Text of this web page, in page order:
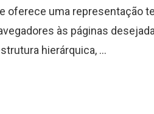
oferece uma representação
às páginas
hierárquica, ...